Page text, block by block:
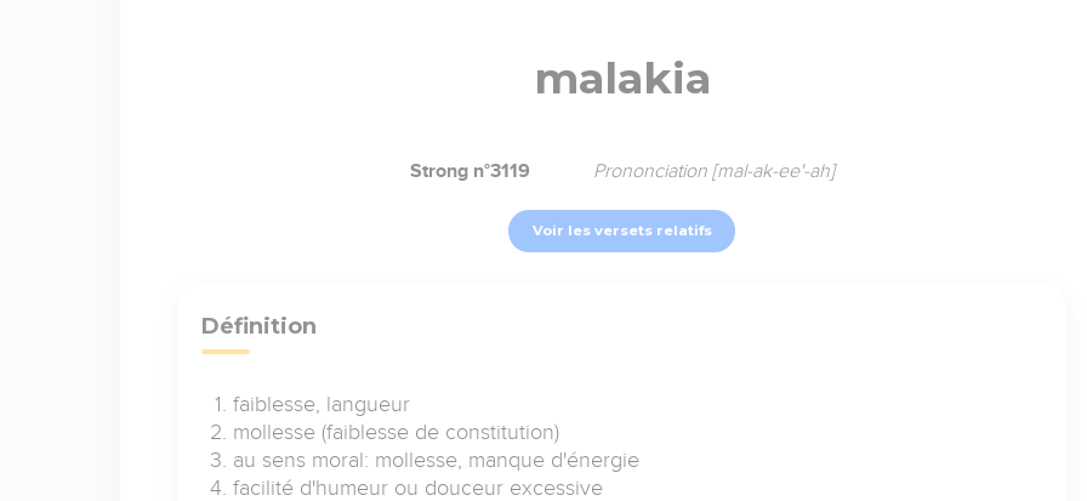
malakia
Strong n°3119 Prononciation [mal-ak-ee'-ah]
Voir les versets relatifs
Définition
faiblesse, langueur
mollesse (faiblesse de constitution)
au sens moral: mollesse, manque d'énergie
facilité d'humeur ou douceur excessive